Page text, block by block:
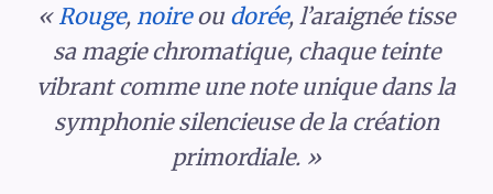
« Rouge, noireou dorée, l’araignée tisse
sa magie chromatique, chaque teinte
vibrant comme une note unique dans la
symphonie silencieuse de la création
primordiale. »